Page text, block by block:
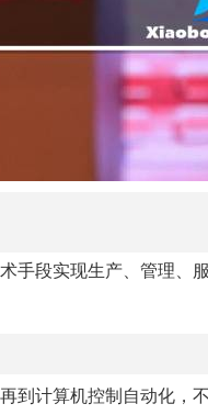
手段实现生产、管理、
到计算机控制自动化，